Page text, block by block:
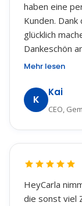
haben eine
Kunden.
glücklich
Dankeschön
Mehr lesen
K
Kai
CEO,
HeyCarla
die sonst viel